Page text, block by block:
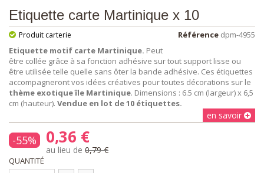
Etiquette carte Martinique x 10
Référence dpm-4955
Produit carterie
Etiquette motif carte Martinique. Peut
être collée grâce à sa fonction adhésive sur tout support lisse ou
être utilisée telle quelle sans ôter la bande adhésive. Ces étiquettes
accompagneront vos idées créatives pour toutes décorations sur le
thème exotique île Martinique. Dimensions : 6.5 cm (largeur) x 6,5
cm (hauteur). Vendue en lot de 10 étiquettes.
en savoir
-55% 0,36 €
au lieu de 0,79 €
QUANTITÉ